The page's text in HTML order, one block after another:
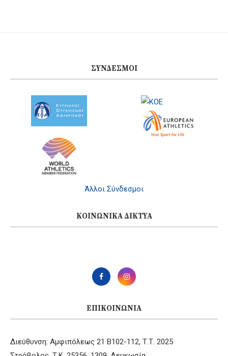
ΣΎΝΔΕΣΜΟΙ
Άλλοι Σύνδεσμοι
ΚΟΙΝΩΝΙΚΆ ΔΊΚΤΥΑ
ΕΠΙΚΟΙΝΩΝΊΑ
Διεύθυνση: Αμφιπόλεως 21 B102-112, Τ.Τ. 2025